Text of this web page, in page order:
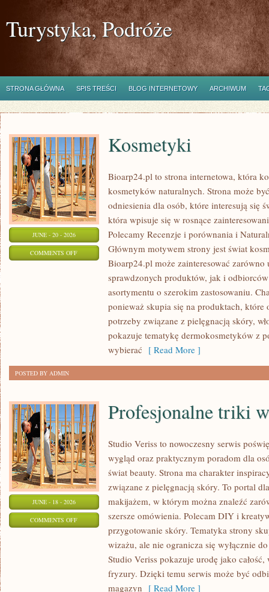
Turystyka, Podróże
STRONA GŁÓWNA SPIS TREŚCI BLOG INTERNETOWY ARCHIWUM
JUNE - 20 - 2026
COMMENTS OFFON
KOSMETYKI
Kosmetyki
Bioarp24.pl to strona internetowa, która
kosmetyków naturalnych. Strona może
odniesienia dla osób, które interesują się
która wpisuje się w rosnące
Polecamy Recenzje i porównania i
Głównym motywem strony jest świat
Bioarp24.pl może zainteresować
sprawdzonych produktów, jak i
asortymentu o szerokim zastosowaniu.
ponieważ skupia się na produktach, które
potrzeby związane z pielęgnacją skóry,
pokazuje tematykę dermokosmetyków z
wybierać [ Read More ]
POSTED BY ADMIN
JUNE - 18 - 2026
COMMENTS OFFON
PROFESJONALNE
WIZAŻYSTÓW
Profesjonalne triki
Studio Veriss to nowoczesny serwis
wygląd oraz praktycznym poradom dla
świat beauty. Strona ma charakter
związane z pielęgnacją skóry. To portal
makijażem, w którym można znaleźć
szersze omówienia. Polecam DIY i
przygotowanie skóry. Tematyka strony
wizażu, ale nie ogranicza się wyłącznie
Studio Veriss pokazuje urodę jako
fryzury. Dzięki temu serwis może być
magazyn [ Read More ]